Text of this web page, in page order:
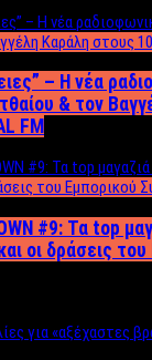
– Η νέα
& τον
FM
#9: Τα top
οι δράσεις